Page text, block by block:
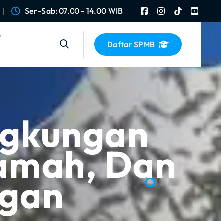
Sen-Sab: 07.00 - 14.00 WIB
Daftar SPMB
Dan